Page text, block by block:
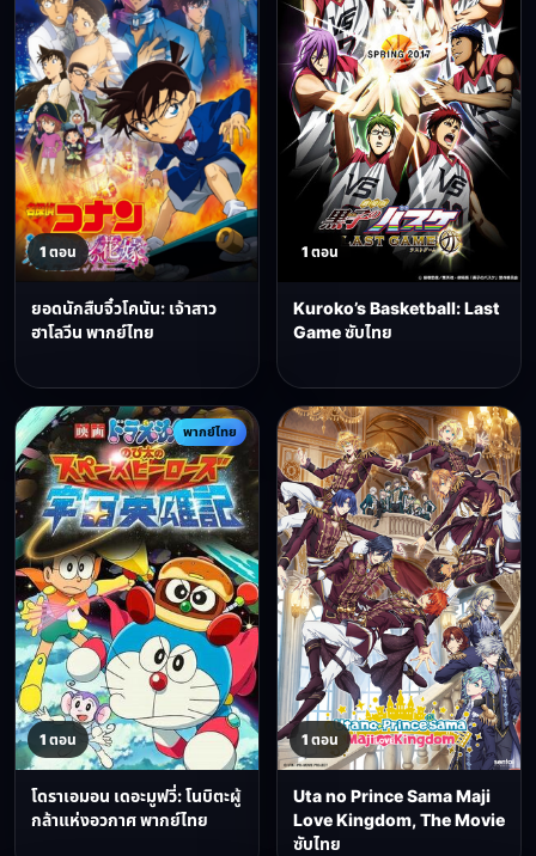
1 ตอน
ยอดนักสืบจิ๋วโคนัน: เจ้าสาว
ฮาโลวีน พากย์ไทย
1 ตอน
Kuroko’s Basketball: Last
Game ซับไทย
พากย์ไทย
1 ตอน
โดราเอมอน เดอะมูฟวี่: โนบิตะผู้
กล้าแห่งอวกาศ พากย์ไทย
1 ตอน
Uta no Prince Sama Maji
Love Kingdom, The Movie
ซับไทย